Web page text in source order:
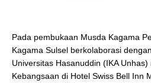
Pada pembukaan Musda Kagama
Kagama Sulsel berkolaborasi
Universitas Hasanuddin (IKA
Kebangsaan di Hotel Swiss Bell Inn